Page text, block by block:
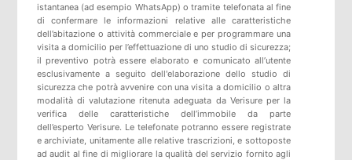
istantanea (ad esempio WhatsApp) o tramite telefonata al fine
di confermare le informazioni relative alle caratteristiche
dell’abitazione o attività commerciale e per programmare una
visita a domicilio per l’effettuazione di uno studio di sicurezza;
il preventivo potrà essere elaborato e comunicato all’utente
esclusivamente a seguito dell'elaborazione dello studio di
sicurezza che potrà avvenire con una visita a domicilio o altra
modalità di valutazione ritenuta adeguata da Verisure per la
verifica delle caratteristiche dell’immobile da parte
dell’esperto Verisure. Le telefonate potranno essere registrate
e archiviate, unitamente alle relative trascrizioni, e sottoposte
ad audit al fine di migliorare la qualità del servizio fornito agli